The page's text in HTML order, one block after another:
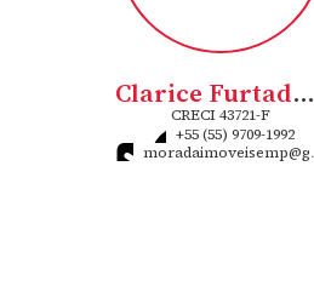
Clarice Furtado Flores Rigo
CRECI43721-F
+55 (55) 9709-1992
moradaimoveisemp@gmail.com